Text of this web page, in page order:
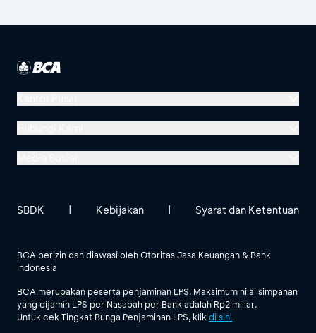
Menara BCA, Grand Indonesia
Jl. MH Thamrin No. 1
Lihat Semua Media Sosial
BCA berizin dan diawasi oleh Otoritas Jasa Keuangan & Bank
Indonesia
BCA merupakan peserta penjaminan LPS. Maksimum nilai simpanan
yang dijamin LPS per Nasabah per Bank adalah Rp2 miliar.
Untuk cek Tingkat Bunga Penjaminan LPS, klik di sini
SBDK | Kebijakan | Syarat dan Ketentuan